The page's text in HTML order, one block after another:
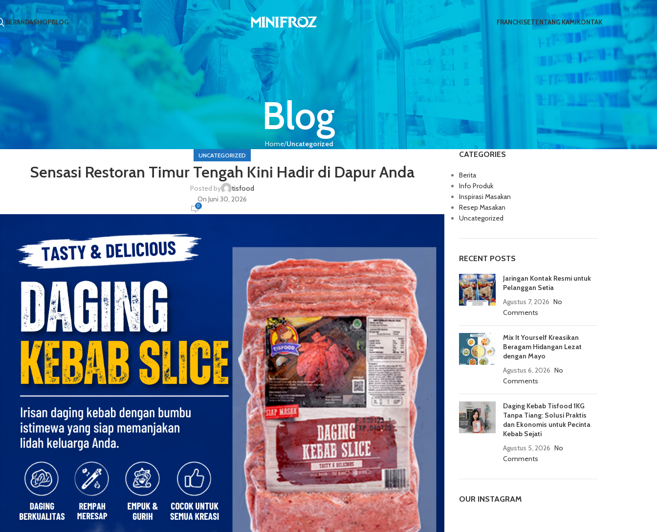
BERANDASHOPBLOG FRANCHISETENTANG KAMIKONTAK
Blog
Home Uncategorized
UNCATEGORIZED
Sensasi Restoran Timur Tengah Kini Hadir di Dapur Anda
Posted by
tisfood
On Juni 30, 2026
0
CATEGORIES
Berita
Info Produk
Inspirasi Masakan
Resep Masakan
Uncategorized
RECENT POSTS
Jaringan Kontak Resmi untuk
Pelanggan Setia
Agustus 7, 2026 No
Comments
Mix It Yourself Kreasikan
Beragam Hidangan Lezat
dengan Mayo
Agustus 6, 2026 No
Comments
Daging Kebab Tisfood 1KG
Tanpa Tiang: Solusi Praktis
dan Ekonomis untuk Pecinta
Kebab Sejati
Agustus 5, 2026 No
Comments
OUR INSTAGRAM